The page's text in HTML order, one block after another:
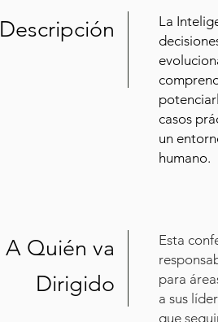
Descripción
La
casos
un
humano.
A Quién va
Dirigido
Esta
para
a sus
que